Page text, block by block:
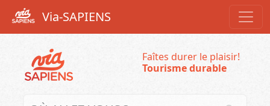
Via-SAPIENS
Faîtes durer le plaisir!
Tourisme durable